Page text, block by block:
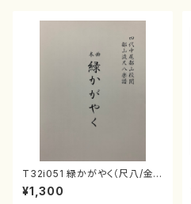
T32i051 緑かがやく（尺八/金
森高山/楽譜）都山流公刊楽譜曲
番：50
¥1,300